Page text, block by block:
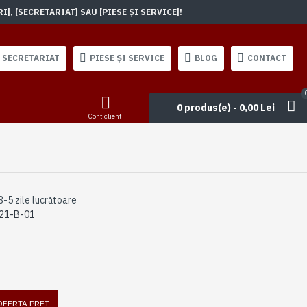
[SECRETARIAT] SAU [PIESE ȘI SERVICE]!
SECRETARIAT PIESE ȘI SERVICE BLOG CONTACT
Cont client
0 produs(e) - 0,00 Lei
5 zile lucrătoare
B-01
PRET